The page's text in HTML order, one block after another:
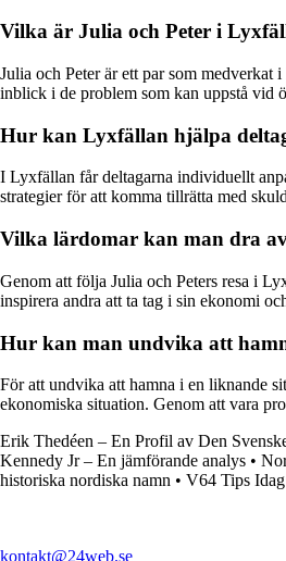
Vilka är Julia och Peter i
Julia och Peter är ett par som
inblick i de problem som kan uppstå vid
Hur kan Lyxfällan hjälpa
I Lyxfällan får deltagarna individuellt
strategier för att komma tillrätta med
Vilka lärdomar kan man dra
Genom att följa Julia och Peters resa i
inspirera andra att ta tag i sin ekonomi
Hur kan man undvika att
För att undvika att hamna i en liknande
ekonomiska situation. Genom att vara
Erik Thedéen – En Profil av Den
Kennedy Jr – En jämförande analys •
historiska nordiska namn • V64 Tips
kontakt@24web.se